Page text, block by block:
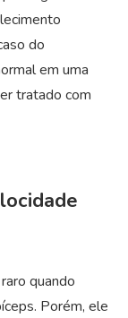
do
em uma
tratado com
quando
Porém, ele